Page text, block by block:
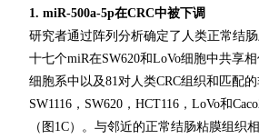
1. miR-500a-5p在CRC中被下调
研究者通过阵列分析确定了人类正常结
十七个miR在SW620和LoVo细胞中共享
细胞系中以及81对人类CRC组织和匹配
SW1116，SW620，HCT116，LoVo和
（图1C）。与邻近的正常结肠粘膜组织